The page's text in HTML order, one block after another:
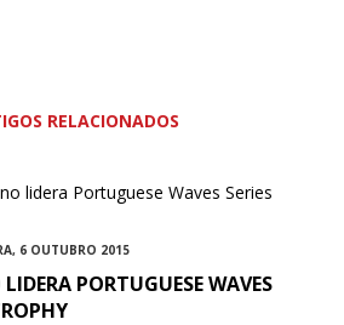
RELACIONADOS
6 OUTUBRO 2015
PORTUGUESE WAVES